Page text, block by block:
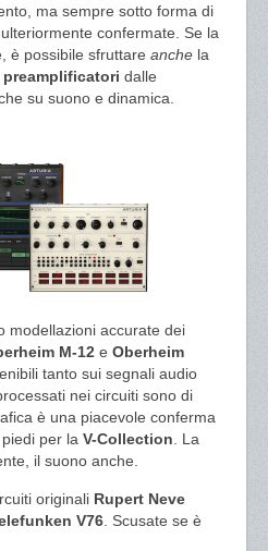
ma sempre sotto forma di
confermate. Se la
è possibile sfruttare anche la
preamplificatori dalle
su suono e dinamica.
modellazioni accurate dei
M-12 e Oberheim
tanto sui segnali audio
nei circuiti sono di
è una piacevole conferma
per la V-Collection . La
il suono anche.
originali Rupert Neve
V76 . Scusate se è